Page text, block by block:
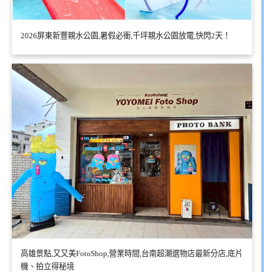
2026屏東新豐親水公園,暑假必衝,千坪親水公園放電,快閃2天！
高雄景點,又又美FotoShop,營業時間,台南超潮選物店最新分店,底片
機、拍立得秘境